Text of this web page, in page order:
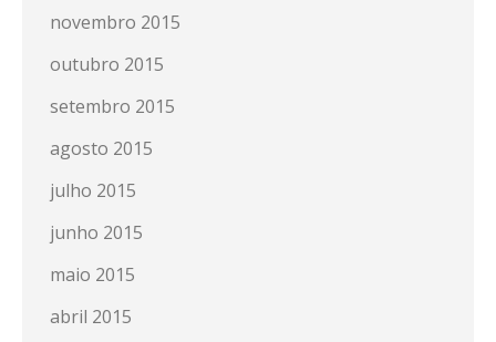
novembro 2015
outubro 2015
setembro 2015
agosto 2015
julho 2015
junho 2015
maio 2015
abril 2015